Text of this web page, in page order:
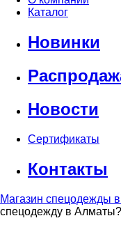
Каталог
Новинки
Новости
Сертификаты
Контакты
Магазин спецодежды
спецодежду в